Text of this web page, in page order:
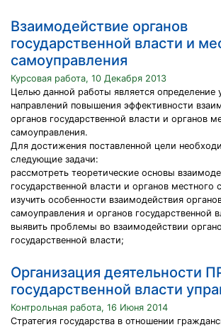
Взаимодействие органов
государственной власти и
самоуправления
Курсовая работа, 10 Декабря 2013
Целью данной работы является определение
направлений повышения эффективности
органов государственной власти и органов
самоуправления.
Для достижения поставленной цели
следующие задачи:
рассмотреть теоретические основы
государственной власти и органов местного
изучить особенности взаимодействия
самоуправления и органов государственной
выявить проблемы во взаимодействии
государственной власти;
Организация деятельности
государственной власти
Контрольная работа, 16 Июня 2014
Стратегия государства в отношении